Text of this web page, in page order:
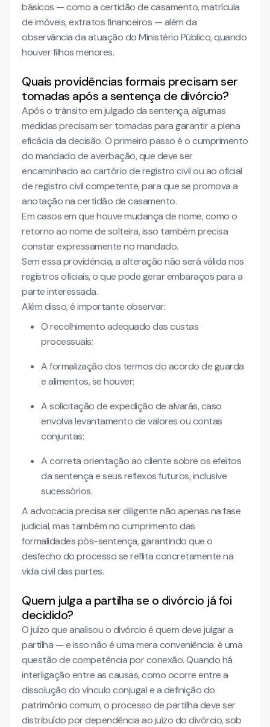
básicos — como a certidão de casamento, matrícula
de imóveis, extratos financeiros — além da
observância da atuação do Ministério Público, quando
houver filhos menores.
Quais providências formais precisam ser
tomadas após a sentença de divórcio?
Após o trânsito em julgado da sentença, algumas
medidas precisam ser tomadas para garantir a plena
eficácia da decisão. O primeiro passo é o cumprimento
do mandado de averbação, que deve ser
encaminhado ao cartório de registro civil ou ao oficial
de registro civil competente, para que se promova a
anotação na certidão de casamento.
Em casos em que houve mudança de nome, como o
retorno ao nome de solteira, isso também precisa
constar expressamente no mandado.
Sem essa providência, a alteração não será válida nos
registros oficiais, o que pode gerar embaraços para a
parte interessada.
Além disso, é importante observar:
O recolhimento adequado das custas
processuais;
A formalização dos termos do acordo de guarda
e alimentos, se houver;
A solicitação de expedição de alvarás, caso
envolva levantamento de valores ou contas
conjuntas;
A correta orientação ao cliente sobre os efeitos
da sentença e seus reflexos futuros, inclusive
sucessórios.
A advocacia precisa ser diligente não apenas na fase
judicial, mas também no cumprimento das
formalidades pós-sentença, garantindo que o
desfecho do processo se reflita concretamente na
vida civil das partes.
Quem julga a partilha se o divórcio já foi
decidido?
O juízo que analisou o divórcio é quem deve julgar a
partilha — e isso não é uma mera conveniência: é uma
questão de competência por conexão. Quando há
interligação entre as causas, como ocorre entre a
dissolução do vínculo conjugal e a definição do
patrimônio comum, o processo de partilha deve ser
distribuído por dependência ao juízo do divórcio, sob